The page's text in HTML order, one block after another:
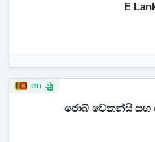
E
ජොබ් වෙකන්සි